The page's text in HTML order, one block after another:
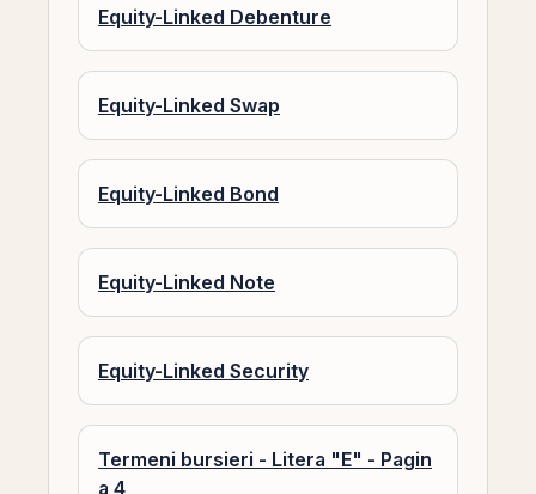
Equity-Linked Debenture
Equity-Linked Swap
Equity-Linked Bond
Equity-Linked Note
Equity-Linked Security
Termeni bursieri - Litera "E" - Pagin
a 4